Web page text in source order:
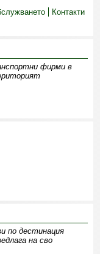
Контакти
фирми в
по дестинация
на сво